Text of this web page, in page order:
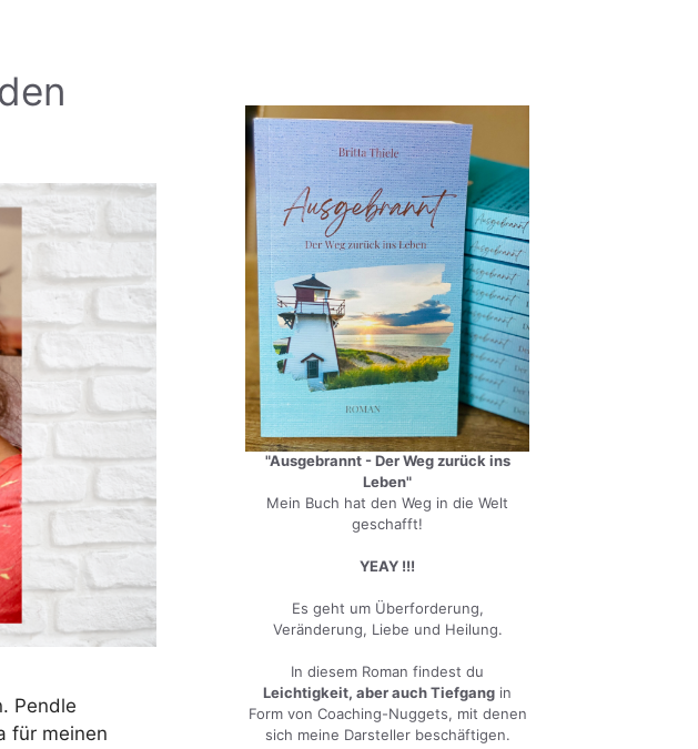
Pendle
für meinen
"Ausgebrannt - Der Weg zurück ins
Leben"
Mein Buch hat den Weg in die Welt
geschafft!
YEAY !!!
Es geht um Überforderung,
Veränderung, Liebe und Heilung.
In diesem Roman findest du
Leichtigkeit, aber auch Tiefgang in
Form von Coaching-Nuggets, mit denen
sich meine Darsteller beschäftigen.